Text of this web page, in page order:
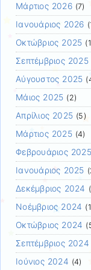
Μάρτιος 2026(7)
Ιανουάριος 2026
Οκτώβριος 2025
Σεπτέμβριος 2025
Αύγουστος 2025
Μάιος 2025 (2)
Απρίλιος 2025 (5)
Μάρτιος 2025(4)
Φεβρουάριος 2025
Ιανουάριος 2025
Δεκέμβριος 2024
Νοέμβριος 2024
Οκτώβριος 2024
Σεπτέμβριος 2024
Ιούνιος 2024 (4)